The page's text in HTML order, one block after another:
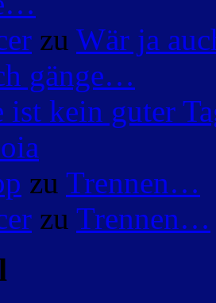
zu Wär ja
gänge…
ist kein guter
zu Trennen…
zu Trennen…